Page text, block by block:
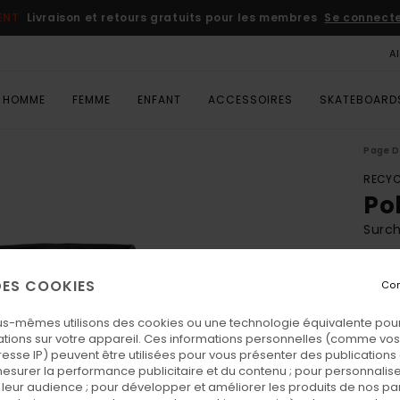
Livraison et retours gratuits pour les membres Se
HOMME FEMME ENFANT ACCESSOIRES
Page
BONS
COOKIES
mêmes utilisons des cookies ou une technologie équivalente
sur votre appareil. Ces informations personnelles (comme
IP) peuvent être utilisées pour vous présenter des publications
la performance publicitaire et du contenu ; pour
audience ; pour développer et améliorer les produits de nos